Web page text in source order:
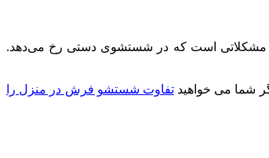
مشکلاتی است که در شستشوی دستی رخ می‌دهد.
شما می خواهیدتفاوت شستشو فرش در منزل را